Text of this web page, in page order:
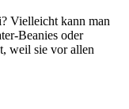
Vielleicht kann man
Beanies oder
weil sie vor allen